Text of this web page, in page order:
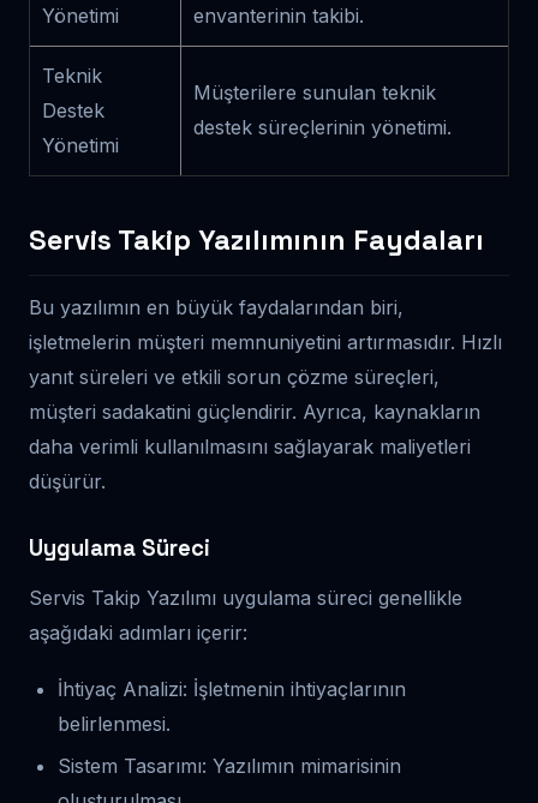
Yönetimi
envanterinin takibi.
Teknik
Destek
Yönetimi
Müşterilere sunulan teknik
destek süreçlerinin yönetimi.
Servis Takip Yazılımının Faydaları
Bu yazılımın en büyük faydalarından biri,
işletmelerin müşteri memnuniyetini artırmasıdır. Hızlı
yanıt süreleri ve etkili sorun çözme süreçleri,
müşteri sadakatini güçlendirir. Ayrıca, kaynakların
daha verimli kullanılmasını sağlayarak maliyetleri
düşürür.
Uygulama Süreci
Servis Takip Yazılımı uygulama süreci genellikle
aşağıdaki adımları içerir:
İhtiyaç Analizi: İşletmenin ihtiyaçlarının
belirlenmesi.
Sistem Tasarımı: Yazılımın mimarisinin